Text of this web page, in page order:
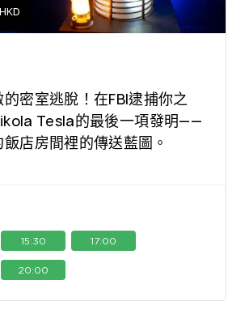
密室逃脫！在FBI逮捕你之
Tesla的最後一項發明——
店房間裡的傳送藍圖。
15:30 17:00
20:00